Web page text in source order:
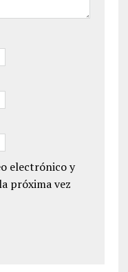
electrónico y
próxima vez